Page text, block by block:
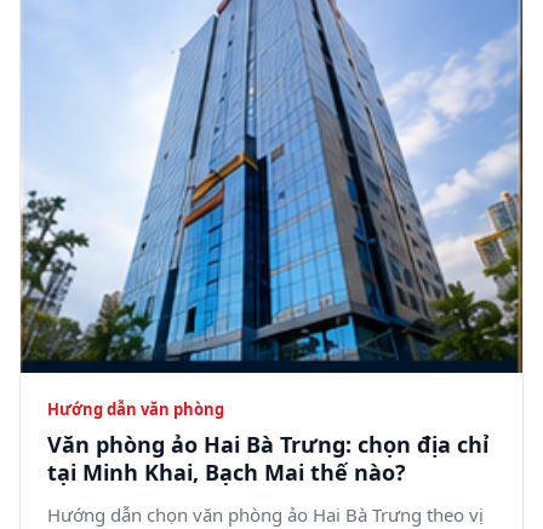
Hướng dẫn văn phòng
Văn phòng ảo Hai Bà Trưng: chọn địa chỉ
tại Minh Khai, Bạch Mai thế nào?
Hướng dẫn chọn văn phòng ảo Hai Bà Trưng theo vị